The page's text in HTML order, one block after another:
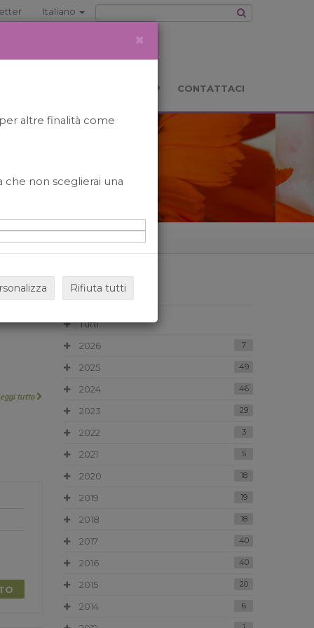
Italiano
BOOKSHOP CONTATTACI
tutto
ARCHIVIO
Tutti
2026
7
2025 49
2024 46
2023 29
2022 3
2021 5
2020 18
2019 19
2018 18
2017 40
2016 40
2015 20
2014 6
×
altre finalità come
che non sceglierai una
Rifiuta tutti